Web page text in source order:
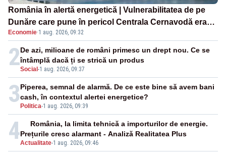
România în alertă energetică | Vulnerabilitatea de pe
Dunăre care pune în pericol Centrala Cernavodă era
cunoscută de pe vremea lui Ceaușescu
Economie·1 aug. 2026, 09:32
2Social -1 aug. 2026, 09:37
De azi, milioane de români primesc un drept nou. Ce se
întâmplă dacă ți se strică un produs
3 Politica-1 aug. 2026, 09:39
Piperea, semnal de alarmă. De ce este bine să avem bani
cash, în contextul alertei energetice?
4Actualitate-1 aug. 2026, 09:46
România, la limita tehnică a importurilor de energie.
Prețurile cresc alarmant - Analiză Realitatea Plus